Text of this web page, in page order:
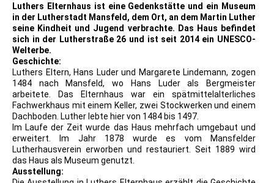
Luthers Elternhaus ist eine Gedenkstätte und ein Museum
in der Lutherstadt Mansfeld, dem Ort, an dem Martin Luther
seine Kindheit und Jugend verbrachte. Das Haus befindet
sich in der Lutherstraße 26 und ist seit 2014 ein UNESCO-
Welterbe.
Geschichte:
Luthers Eltern, Hans Luder und Margarete Lindemann, zogen
1484 nach Mansfeld, wo Hans Luder als Bergmeister
arbeitete. Das Elternhaus war ein spätmittelalterliches
Fachwerkhaus mit einem Keller, zwei Stockwerken und einem
Dachboden. Luther lebte hier von 1484 bis 1497.
Im Laufe der Zeit wurde das Haus mehrfach umgebaut und
erweitert. Im Jahr 1878 wurde es vom Mansfelder
Lutherhausverein erworben und restauriert. Seit 1889 wird
das Haus als Museum genutzt.
Ausstellung: